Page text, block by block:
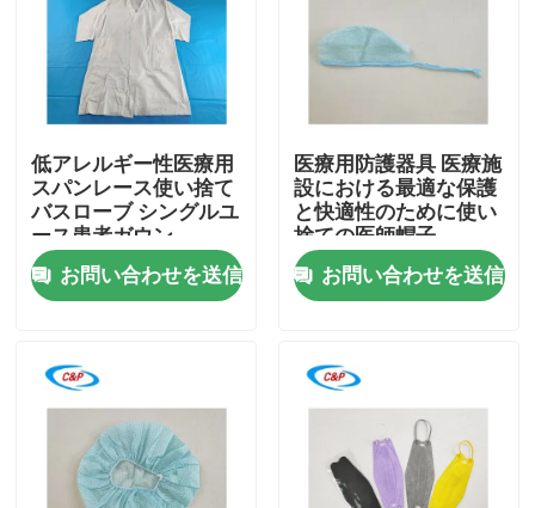
家へ
製品
ビデオ
低アレルギー性医療用
スパンレース使い捨て
バスローブ シングルユ
ース患者ガウン
お問い合わせを送信
医療用防護器具 医療施
設における最適な保護
と快適性のために使い
捨ての医師帽子
お問い合わせを送信